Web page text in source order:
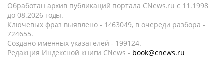
Обработан архив публикаций портала CNews.ru c 11.1998
до 08.2026 годы.
Ключевых фраз выявлено - 1463049, в очереди разбора -
724655.
Создано именных указателей - 199124.
Редакция Индексной книги CNews - book@cnews.ru